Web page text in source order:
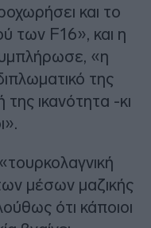
και το
των F16», και η
«η
της
ικανότητα -κι
μέσων μαζικής
ότι κάποιοι